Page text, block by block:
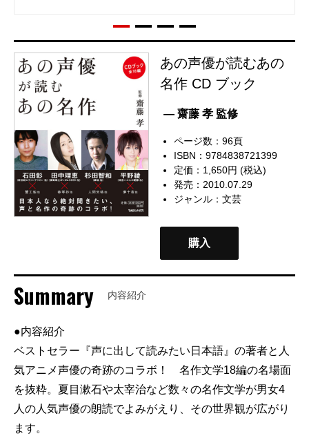
あの声優が読むあの
名作 CD ブック
— 齋藤 孝 監修
ページ数：96頁
ISBN：9784838721399
定価：1,650円 (税込)
発売：2010.07.29
ジャンル：文芸
購入
Summary 内容紹介
●内容紹介
ベストセラー『声に出して読みたい日本語』の著者と人
気アニメ声優の奇跡のコラボ！ 名作文学18編の名場面
を抜粋。夏目漱石や太宰治など数々の名作文学が男女4
人の人気声優の朗読でよみがえり、その世界観が広がり
ます。